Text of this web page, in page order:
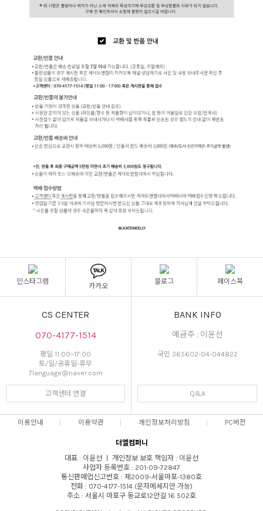
인스타그램
카카오
블로그 페이스북
CS CENTER
070-4177-1514
평일 11:00~17:00
토/일/공휴일-휴무
7language@naver.com
고객센터 연결
BANK INFO
예금주 : 이윤선
국민 365602-04-044822
Q&A
이용안내 이용약관 개인정보처리방침 PC버전
더엘컴퍼니
대표 : 이윤선 ㅣ 개인정보 보호 책임자 : 이윤선
사업자 등록번호 : 201-09-72847
통신판매업신고번호 : 제2009-서울마포-1380호
전화 : 070-4177-1514 (문자메세지만 가능)
주소 : 서울시 마포구 동교로12안길 16 502호